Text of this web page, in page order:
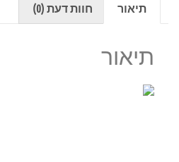
תיאור חוות דעת (0)
תיאור